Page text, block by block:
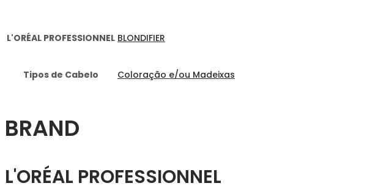
L'ORÉAL PROFESSIONNEL BLONDIFIER
Tipos de Cabelo Coloração e/ou Madeixas
BRAND
L'ORÉAL PROFESSIONNEL